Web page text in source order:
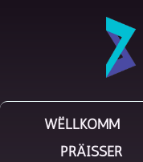
WËLLKOMM
PRÄISSER